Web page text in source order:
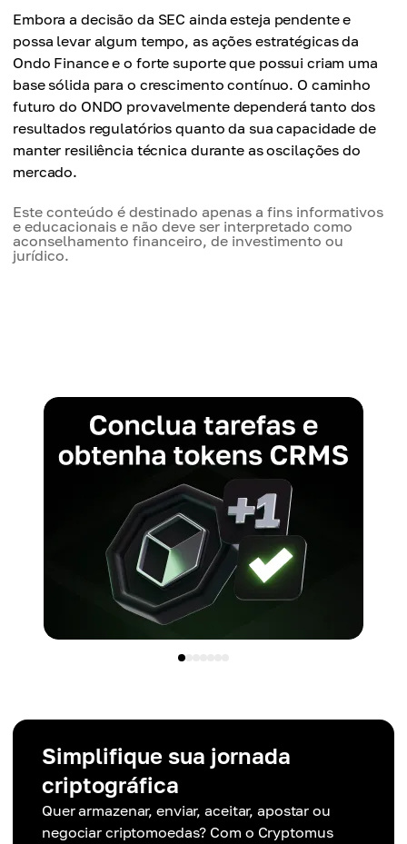
Embora a decisão da SEC ainda esteja pendente e
possa levar algum tempo, as ações estratégicas da
Ondo Finance e o forte suporte que possui criam uma
base sólida para o crescimento contínuo. O caminho
futuro do ONDO provavelmente dependerá tanto dos
resultados regulatórios quanto da sua capacidade de
manter resiliência técnica durante as oscilações do
mercado.
Este conteúdo é destinado apenas a fins informativos
e educacionais e não deve ser interpretado como
aconselhamento financeiro, de investimento ou
jurídico.
Simplifique sua jornada
criptográfica
Quer armazenar, enviar, aceitar, apostar ou
negociar criptomoedas? Com o Cryptomus